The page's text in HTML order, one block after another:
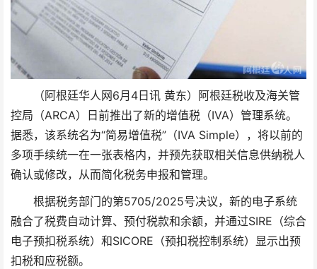
（阿根廷华人网6月4日讯 黄东）阿根廷税收及海关管
控局（ARCA）日前推出了新的增值税（IVA）管理系统。
据悉，该系统名为“简易增值税”（IVA Simple），将以前的
多项手续统一在一张表格内，并预先获取相关信息供纳税人
确认或修改，从而简化税务申报和管理。
根据税务部门的第5705/2025号决议，新的电子系统
融合了税费自动计算、预付税款和余额，并通过SIRE（综合
电子预扣税系统）和SICORE（预扣税控制系统）显示出预
扣税和应税额。